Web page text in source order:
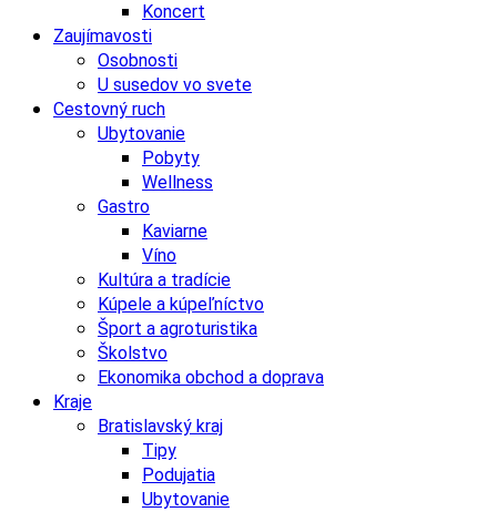
Koncert
Zaujímavosti
Osobnosti
U susedov vo svete
Cestovný ruch
Ubytovanie
Pobyty
Wellness
Gastro
Kaviarne
Víno
Kultúra a tradície
Kúpele a kúpeľníctvo
Šport a agroturistika
Školstvo
Ekonomika obchod a doprava
Kraje
Bratislavský kraj
Tipy
Podujatia
Ubytovanie